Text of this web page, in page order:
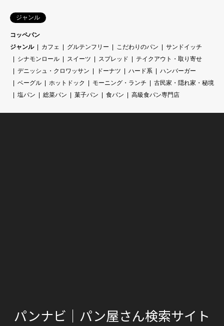
ジャンル
コッペパン
ジャンル
カフェ グルテンフリー こだわりのパン
サンドイッチ
シナモンロール
スイーツ スプレッド
テイクアウト・取り寄せ
デニッシュ・クロワッサン
ドーナツ ハード系
ハンバーガー
ベーグル
ホットドック モーニング・ランチ
古民家・隠れ家・秘境
塩パン
総菜パン 菓子パン 食パン 高級食パン専門店
パンナビ｜パン屋さん検索サイト